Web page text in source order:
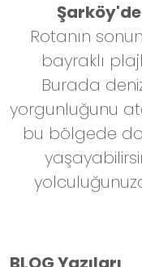
Rotanın
bayraklı
Burada
yorgunluğunu
bu bölgede